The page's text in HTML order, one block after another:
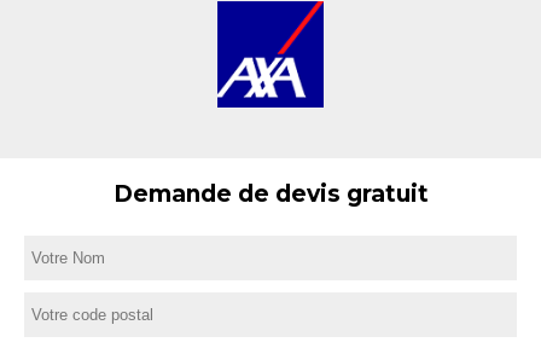
Demande de devis gratuit